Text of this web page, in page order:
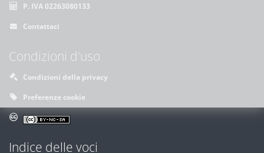
P. IVA 02263080133
Contattaci
Condizioni d'uso
Condizioni della privacy
Preferenze cookie
Indice delle voci